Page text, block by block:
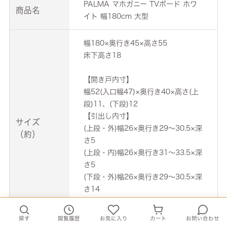
商品名
PALMA マホガニー TVボード ホワ
イト 幅180cm 大型
サイズ
（約）
幅180×奥行き45×高さ55
床下高さ18
【開き戸内寸】
幅52(入口幅47)×奥行き40×高さ(上
段)11、(下段)12
【引出し内寸】
(上段・外)幅26×奥行き29～30.5×深
さ5
(上段・内)幅26×奥行き31～33.5×深
さ5
(下段・外)幅26×奥行き29～30.5×深
さ14
探す 閲覧履歴 お気に入り カート お問い合わせ